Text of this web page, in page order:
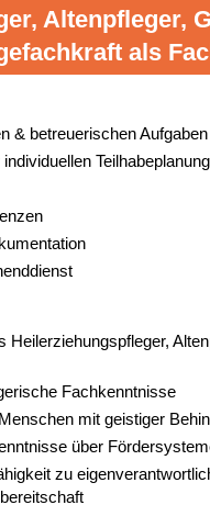
Altenpfleger,
als
& betreuerischen
Teilhabeplanung
Heilerziehungspfleger,
Fachkenntnisse
mit geistiger
über
zu